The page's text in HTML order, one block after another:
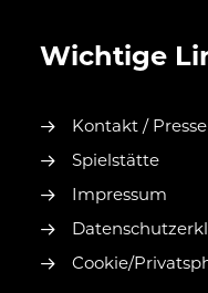
Wichtige
Kontakt /
Spielstätte
Impressum
Cookie/